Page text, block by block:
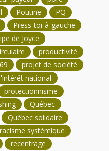
Poutine
PQ
Press-toi-à-gauche
de Joyce
productivité
projet de société
national
protectionnisme
Québec
Québec solidaire
racisme systémique
recentrage